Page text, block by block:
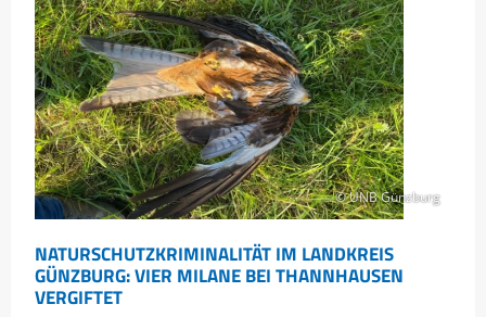
© UNB Günzburg
NATURSCHUTZKRIMINALITÄT IM LANDKREIS
GÜNZBURG: VIER MILANE BEI THANNHAUSEN
VERGIFTET